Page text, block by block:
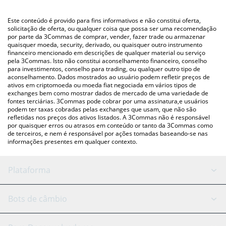
Você também pode usar nossa tabela de preços de Resistance
Girl acima para verificar o último preço de Resistance Girl nas
principais moedas fiat e criptográficas.
Este conteúdo é provido para fins informativos e não constitui oferta,
solicitação de oferta, ou qualquer coisa que possa ser uma recomendação
por parte da 3Commas de comprar, vender, fazer trade ou armazenar
quaisquer moeda, security, derivado, ou quaisquer outro instrumento
financeiro mencionado em descrições de qualquer material ou serviço
pela 3Commas. Isto não constitui aconselhamento financeiro, conselho
para investimentos, conselho para trading, ou qualquer outro tipo de
aconselhamento. Dados mostrados ao usuário podem refletir preços de
ativos em criptomoeda ou moeda fiat negociada em vários tipos de
exchanges bem como mostrar dados de mercado de uma variedade de
fontes terciárias. 3Commas pode cobrar por uma assinatura,e usuários
podem ter taxas cobradas pelas exchanges que usam, que não são
refletidas nos preços dos ativos listados. A 3Commas não é responsável
por quaisquer erros ou atrasos em conteúdo or tanto da 3Commas como
de terceiros, e nem é responsável por ações tomadas baseando-se nas
informações presentes em qualquer contexto.
Plataforma
Bot GRID
Bots de câmbio